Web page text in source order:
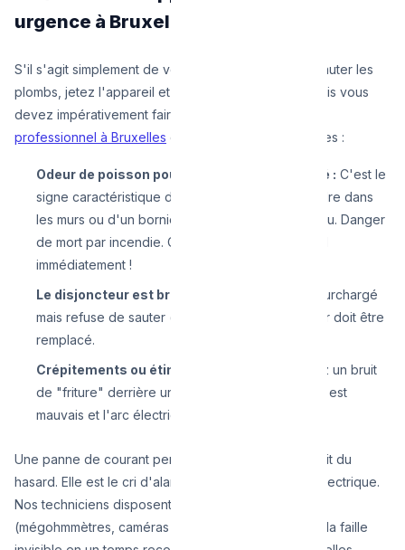
urgence à Bruxelles ?
S'il s'agit simplement de votre grille-pain qui a fait sauter les
plombs, jetez l'appareil et relevez le disjoncteur. Mais vous
devez impérativement faire appel à un
professionnel à Bruxelles dans ces situations précises :
Odeur de poisson pourri ou de plastique brûlé : C'est le
signe caractéristique d'un câble en train de fondre dans
les murs ou d'un bornier desserré dans le tableau. Danger
de mort par incendie. Coupez le courant général
immédiatement !
Le disjoncteur est brûlant au toucher :
Il est surchargé
mais refuse de sauter (vétusté). Le tableau entier doit être
remplacé.
Crépitements ou étincelles :
Si vous entendez un bruit
de "friture" derrière une prise murale, le contact est
mauvais et l'arc électrique est amorcé.
Une panne de courant persistante n'est jamais le fruit du
hasard. Elle est le cri d'alarme de votre installation électrique.
Nos techniciens disposent de l'outillage de pointe
(mégohmmètres, caméras thermiques) pour trouver la faille